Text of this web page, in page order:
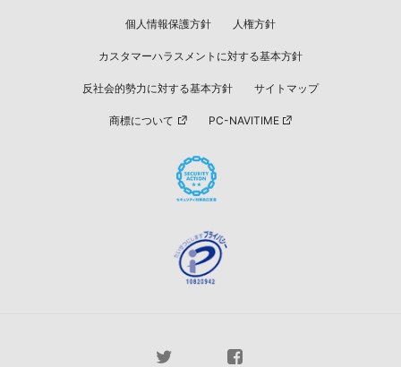
個人情報保護方針 人権方針
カスタマーハラスメントに対する基本方針
反社会的勢力に対する基本方針 サイトマップ
商標について PC-NAVITIME